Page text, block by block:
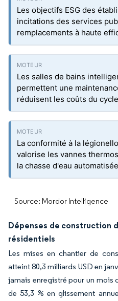
Les objectifs ESG des
incitations des services
remplacements à haute
Les salles de bains
permettent une
réduisent les coûts du
La conformité à la
valorise les vannes
la chasse d'eau
Source: Mordor Intelligence
Dépenses de construction
résidentiels
Les mises en chantier de
atteint 80,3 milliards USD en
jamais enregistré pour un mois
de 53,3 % en glissement